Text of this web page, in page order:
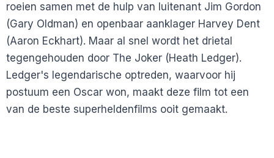
roeien samen met de hulp van luitenant Jim Gordon
(Gary Oldman) en openbaar aanklager Harvey Dent
(Aaron Eckhart). Maar al snel wordt het drietal
tegengehouden door The Joker (Heath Ledger).
Ledger's legendarische optreden, waarvoor hij
postuum een Oscar won, maakt deze film tot een
van de beste superheldenfilms ooit gemaakt.